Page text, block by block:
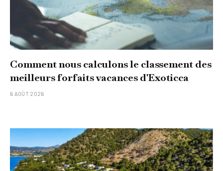
Comment nous calculons le classement des
meilleurs forfaits vacances d'Exoticca
6 AOÛT 2026